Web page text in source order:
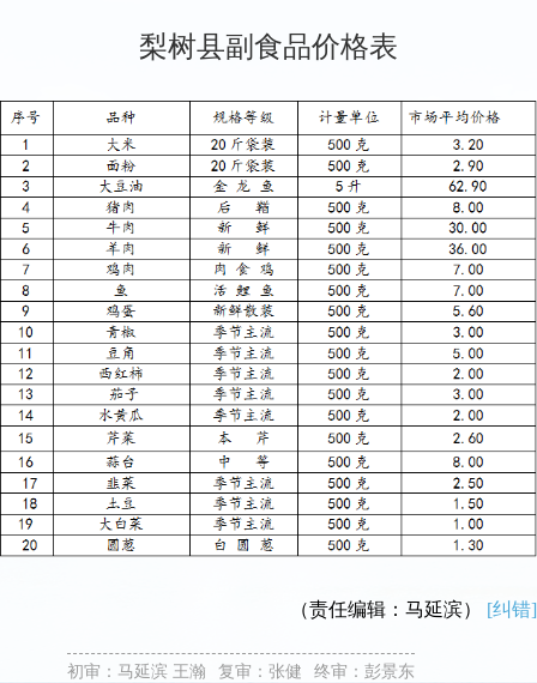
梨树县副食品价格表
（责任编辑：马延滨） [纠错]
初审：马延滨 王瀚 复审：张健 终审：彭景东